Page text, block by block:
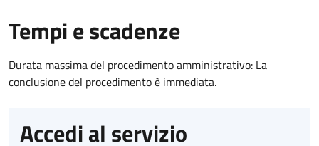
Tempi e scadenze
Durata massima del procedimento amministrativo: La
conclusione del procedimento è immediata.
Accedi al servizio